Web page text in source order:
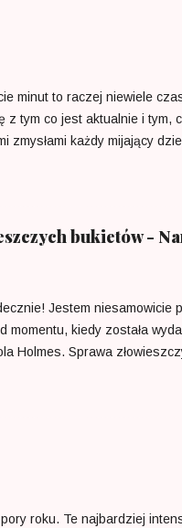
na realia epoki, w
minut to raczej niewiele
z tym co jest aktualnie i
zmysłami każdy mijający
który odmierza jego czas.
naszym czasem. Nie
bukietów -
Jestem niesamowicie
momentu, kiedy została
Holmes. Sprawa
zaginionych osób.
roku. Te najbardziej